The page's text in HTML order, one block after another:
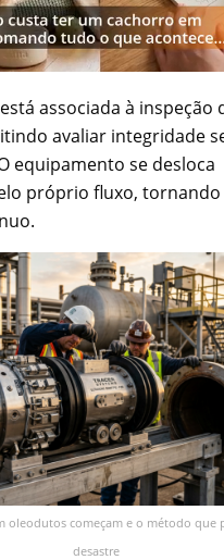
associada à inspeção
avaliar integridade
equipamento se desloca
próprio fluxo, tornando
oleodutos começam e o método que
desastre